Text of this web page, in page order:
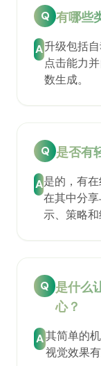
Q 有哪些
A升级包括
点击能力
数生成。
Q 是否有
A是的，有
在其中分
示、策略和
Q 是什么
心？
A其简单的
视觉效果